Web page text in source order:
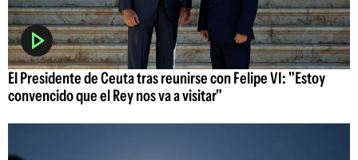
El Presidente de Ceuta tras reunirse con Felipe VI: "Estoy
convencido que el Rey nos va a visitar"